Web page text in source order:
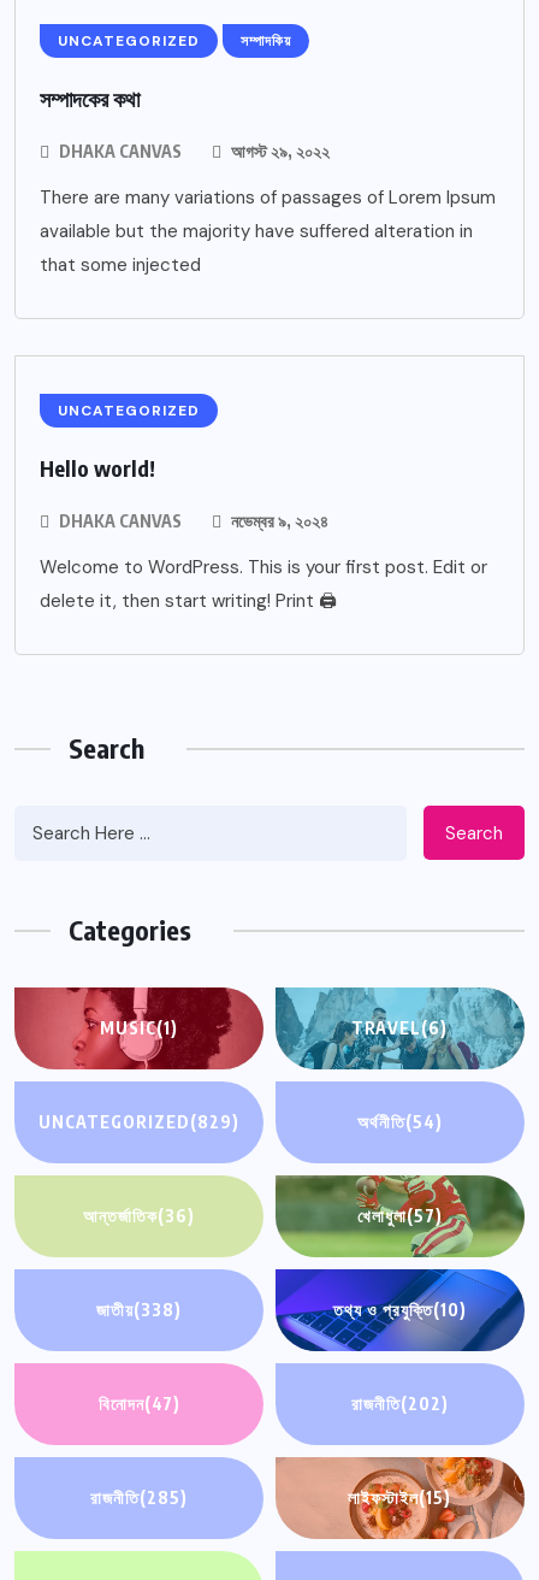
UNCATEGORIZED সম্পাদকিয়
সম্পাদকের কথা
DHAKA CANVAS আগস্ট ২৯, ২০২২
There are many variations of passages of Lorem Ipsum
available but the majority have suffered alteration in
that some injected
UNCATEGORIZED
Hello world!
DHAKA CANVAS নভেম্বর ৯, ২০২৪
Welcome to WordPress. This is your first post. Edit or
delete it, then start writing! Print 🖨
Search
Search
Categories
MUSIC(1) TRAVEL(6)
UNCATEGORIZED(829) অর্থনীতি(54)
আন্তর্জাতিক(36) খেলাধুলা(57)
জাতীয়(338) তথ্য ও প্রযুক্তি(10)
বিনোদন(47) রাজনীতি(202)
রাজনীতি(285) লাইফস্টাইল(15)